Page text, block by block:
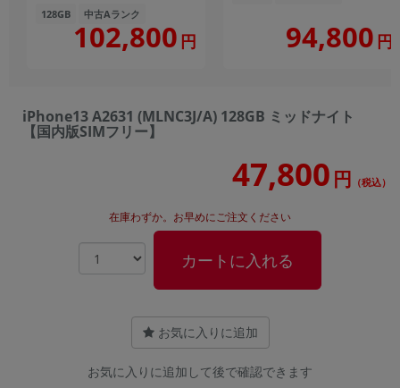
128GB 中古Aランク
102,800 円 94,800 円
iPhone13 A2631 (MLNC3J/A) 128GB ミッドナイト
【国内版SIMフリー】
47,800 円 （税込）
在庫わずか。お早めにご注文ください
カートに入れる
お気に入りに追加
お気に入りに追加して後で確認できます